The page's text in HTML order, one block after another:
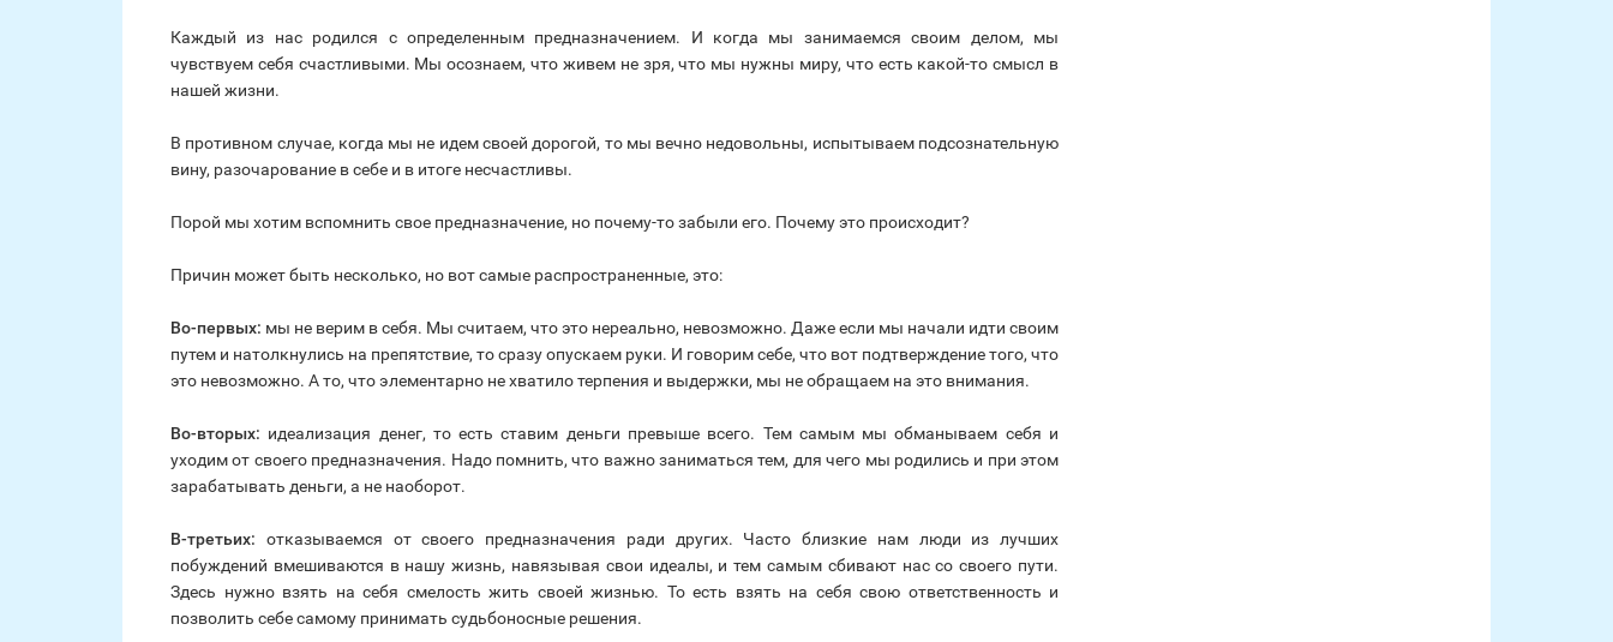
Каждый из нас родился с определенным предназначением. И когда мы занимаемся своим делом, мы
чувствуем себя счастливыми. Мы осознаем, что живем не зря, что мы нужны миру, что есть какой-то смысл в
нашей жизни.
В противном случае, когда мы не идем своей дорогой, то мы вечно недовольны, испытываем подсознательную
вину, разочарование в себе и в итоге несчастливы.
Порой мы хотим вспомнить свое предназначение, но почему-то забыли его. Почему это происходит?
Причин может быть несколько, но вот самые распространенные, это:
Во-первых: мы не верим в себя. Мы считаем, что это нереально, невозможно. Даже если мы начали идти своим
путем и натолкнулись на препятствие, то сразу опускаем руки. И говорим себе, что вот подтверждение того, что
это невозможно. А то, что элементарно не хватило терпения и выдержки, мы не обращаем на это внимания.
Во-вторых: идеализация денег, то есть ставим деньги превыше всего. Тем самым мы обманываем себя и
уходим от своего предназначения. Надо помнить, что важно заниматься тем, для чего мы родились и при этом
зарабатывать деньги, а не наоборот.
В-третьих: отказываемся от своего предназначения ради других. Часто близкие нам люди из лучших
побуждений вмешиваются в нашу жизнь, навязывая свои идеалы, и тем самым сбивают нас со своего пути.
Здесь нужно взять на себя смелость жить своей жизнью. То есть взять на себя свою ответственность и
позволить себе самому принимать судьбоносные решения.